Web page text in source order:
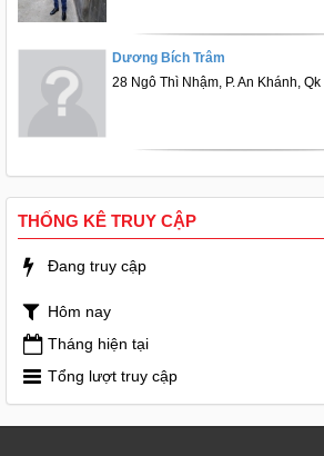
Dương Bích Trâm
28 Ngô Thì Nhậm, P. An Khánh, Qk
THỐNG KÊ TRUY CẬP
Đang truy cập
Hôm nay
Tháng hiện tại
Tổng lượt truy cập